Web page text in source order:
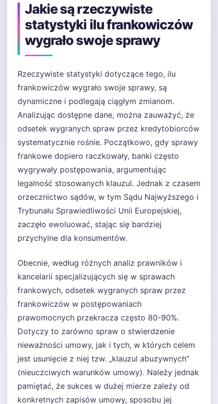
Jakie są rzeczywiste
statystyki ilu frankowiczów
wygrało swoje sprawy
Rzeczywiste statystyki dotyczące tego, ilu
frankowiczów wygrało swoje sprawy, są
dynamiczne i podlegają ciągłym zmianom.
Analizując dostępne dane, można zauważyć, że
odsetek wygranych spraw przez kredytobiorców
systematycznie rośnie. Początkowo, gdy sprawy
frankowe dopiero raczkowały, banki często
wygrywały postępowania, argumentując
legalność stosowanych klauzul. Jednak z czasem
orzecznictwo sądów, w tym Sądu Najwyższego i
Trybunału Sprawiedliwości Unii Europejskiej,
zaczęło ewoluować, stając się bardziej
przychylne dla konsumentów.
Obecnie, według różnych analiz prawników i
kancelarii specjalizujących się w sprawach
frankowych, odsetek wygranych spraw przez
frankowiczów w postępowaniach
prawomocnych przekracza często 80-90%.
Dotyczy to zarówno spraw o stwierdzenie
nieważności umowy, jak i tych, w których celem
jest usunięcie z niej tzw. „klauzul abuzywnych”
(nieuczciwych warunków umowy). Należy jednak
pamiętać, że sukces w dużej mierze zależy od
konkretnych zapisów umowy, sposobu jej